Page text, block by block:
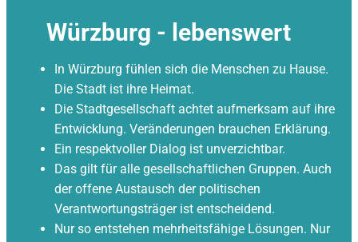
Würzburg - lebenswert
In Würzburg fühlen sich die Menschen zu Hause.
Die Stadt ist ihre Heimat.
Die Stadtgesellschaft achtet aufmerksam auf ihre
Entwicklung. Veränderungen brauchen Erklärung.
Ein respektvoller Dialog ist unverzichtbar.
Das gilt für alle gesellschaftlichen Gruppen. Auch
der offene Austausch der politischen
Verantwortungsträger ist entscheidend.
Nur so entstehen mehrheitsfähige Lösungen. Nur